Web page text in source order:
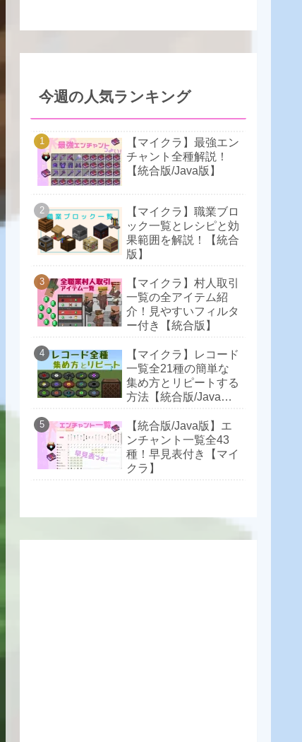
今週の人気ランキング
【マイクラ】最強エン
チャント全種解説！
【統合版/Java版】
【マイクラ】職業ブロ
ック一覧とレシピと効
果範囲を解説！【統合
版】
【マイクラ】村人取引
一覧の全アイテム紹
介！見やすいフィルタ
ー付き【統合版】
【マイクラ】レコード
一覧全21種の簡単な
集め方とリピートする
方法【統合版/Java
【統合版/Java版】エ
ンチャント一覧全43
種！早見表付き【マイ
クラ】